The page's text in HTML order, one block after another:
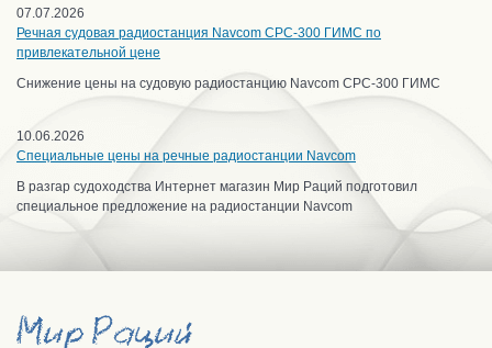
07.07.2026
Речная судовая радиостанция Navcom CPC-300 ГИМС по
привлекательной цене
Снижение цены на судовую радиостанцию Navcom CPC-300 ГИМС
10.06.2026
Специальные цены на речные радиостанции Navcom
В разгар судоходства Интернет магазин Мир Раций подготовил
специальное предложение на радиостанции Navcom